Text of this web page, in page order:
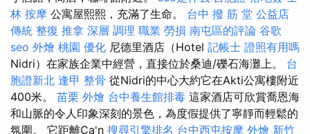
林 按摩 公寓屋熙熙，充滿了生命。 台中 撥 筋 堂 公益店
傳統 整復 推拿 深層 調理 職業 勞損 南屯區的評論 谷歌
seo 外燴 桃園 優化 尼德里酒店（Hotel 記帳士 證照有用嗎
Nidri）在家族企業中經營，直接位於桑迪/礫石海灘上。 台
胞證新北 逢甲 整骨 從Nidri的中心大約它在Akti公寓樓附近
400米。 苗栗 外燴 台中養生館排毒 這家酒店可欣賞喬恩海
和山脈的令人印象深刻的景色，為度假提供了寧靜而輕鬆的
氛圍。 它距離Ca'n 搜尋引擎排名 台中西屯按摩 外燴 新竹